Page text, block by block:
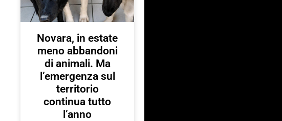
Novara, in estate
meno abbandoni
di animali. Ma
l’emergenza sul
territorio
continua tutto
l’anno